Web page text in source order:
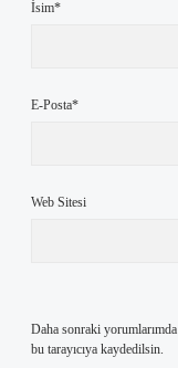
İsim*
E-Posta*
Web Sitesi
Daha sonraki
bu tarayıcıya kaydedilsin.